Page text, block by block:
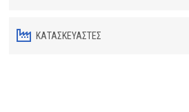
ΚΑΤΑΣΚΕΥΑΣΤΈΣ